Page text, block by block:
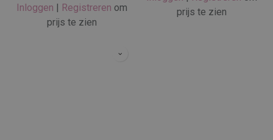
Inloggen | Registreren om
prijs te zien
prijs te zien